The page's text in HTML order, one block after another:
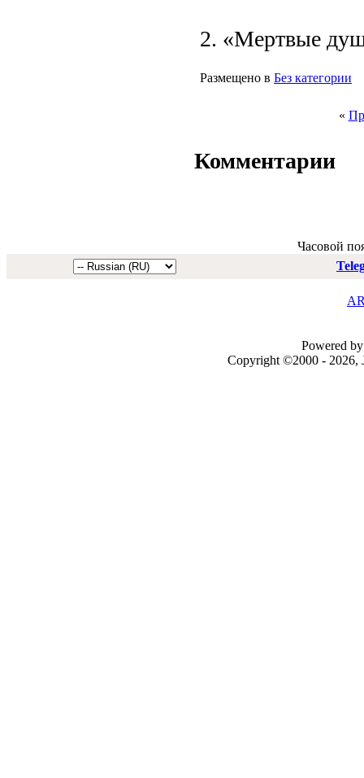
2. «Мертвые
Размещено в Без категории
«
Комментарии
Часовой
Powered
Copyright ©2000 - 2026,